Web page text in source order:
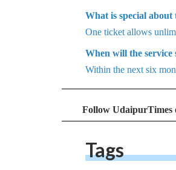
What is special about
One ticket allows
When will the service
Within the next six
Follow UdaipurTimes
Tags